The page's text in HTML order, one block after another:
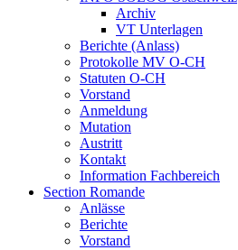
Archiv
VT Unterlagen
Berichte (Anlass)
Protokolle MV O-CH
Statuten O-CH
Vorstand
Anmeldung
Mutation
Austritt
Kontakt
Information Fachbereich
Section Romande
Anlässe
Berichte
Vorstand